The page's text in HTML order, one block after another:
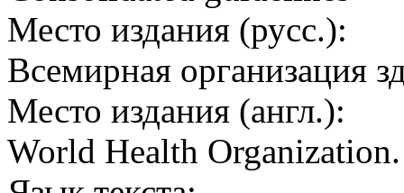
Место издания (русс.):
Всемирная организация
Место издания (англ.):
World Health